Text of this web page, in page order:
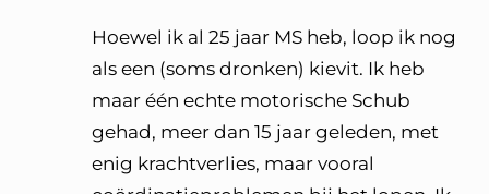
Hoewel ik al 25 jaar MS heb, loop ik nog
als een (soms dronken) kievit. Ik heb
maar één echte motorische Schub
gehad, meer dan 15 jaar geleden, met
enig krachtverlies, maar vooral